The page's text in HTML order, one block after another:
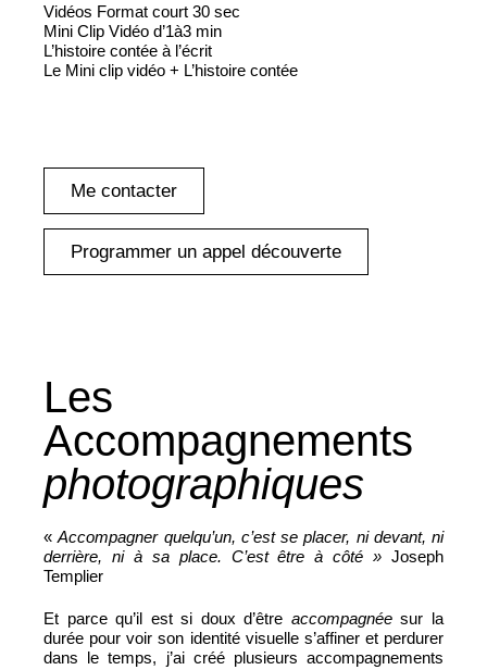
Vidéos Format court 30 sec
Mini Clip Vidéo d’1à3 min
L’histoire contée à l’écrit
Le Mini clip vidéo + L’histoire contée
Me contacter
Programmer un appel découverte
Les
Accompagnements
photographiques
«Accompagner quelqu’un, c’est se placer, ni devant, ni
derrière, ni à sa place. C’est être à côté » Joseph
Templier
Et parce qu’il est si doux d’être accompagnéesur la
durée pour voir son identité visuelle s’affiner et perdurer
dans le temps, j’ai créé plusieurs accompagnements